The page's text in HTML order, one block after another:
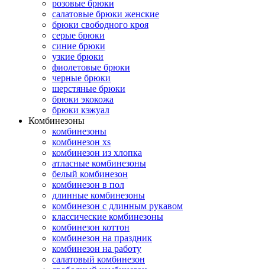
розовые брюки
салатовые брюки женские
брюки свободного кроя
серые брюки
синие брюки
узкие брюки
фиолетовые брюки
черные брюки
шерстяные брюки
брюки экокожа
брюки кэжуал
Комбинезоны
комбинезоны
комбинезон xs
комбинезон из хлопка
атласные комбинезоны
белый комбинезон
комбинезон в пол
длинные комбинезоны
комбинезон с длинным рукавом
классические комбинезоны
комбинезон коттон
комбинезон на праздник
комбинезон на работу
салатовый комбинезон